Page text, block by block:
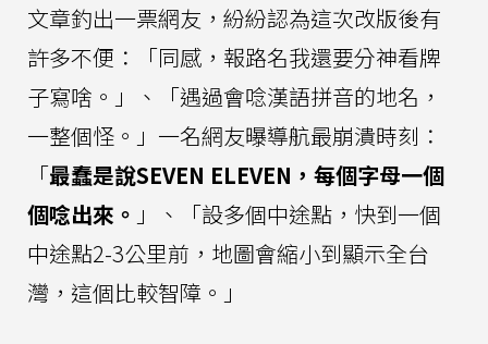
文章釣出一票網友，紛紛認為這次改版後有
許多不便：「同感，報路名我還要分神看牌
子寫啥。」、「遇過會唸漢語拼音的地名，
一整個怪。」一名網友曝導航最崩潰時刻：
「最蠢是說SEVEN ELEVEN，每個字母一個
個唸出來。 」、「設多個中途點，快到一個
中途點2-3公里前，地圖會縮小到顯示全台
灣，這個比較智障。」